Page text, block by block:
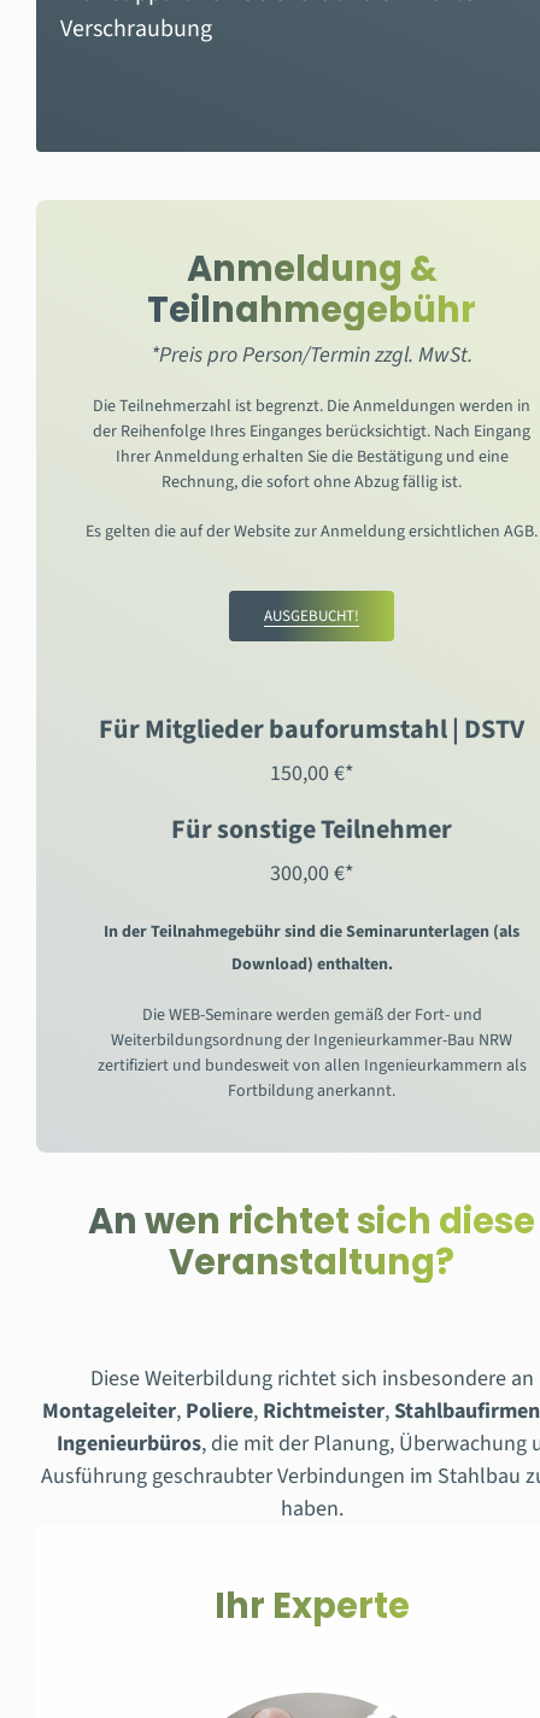
Verschraubung
Für Mitglieder bauforumstahl | DSTV
150,00 €*
Für sonstige Teilnehmer
300,00 €*
In der Teilnahmegebühr sind die Seminarunterlagen (als
Download) enthalten.
Die WEB-Seminare werden gemäß der Fort- und
Weiterbildungsordnung der Ingenieurkammer-Bau NRW
zertifiziert und bundesweit von allen Ingenieurkammern als
Fortbildung anerkannt.
Anmeldung &
Teilnahmegebühr
*Preis pro Person/Termin zzgl. MwSt.
Die Teilnehmerzahl ist begrenzt. Die Anmeldungen werden in
der Reihenfolge Ihres Einganges berücksichtigt. Nach Eingang
Ihrer Anmeldung erhalten Sie die Bestätigung und eine
Rechnung, die sofort ohne Abzug fällig ist.
Es gelten die auf der Website zur Anmeldung ersichtlichen AGB.
AUSGEBUCHT!
An wen richtet sich diese
Veranstaltung?
Diese Weiterbildung richtet sich insbesondere an
Montageleiter, Poliere, Richtmeister,
Ingenieurbüros, die mit der Planung, Überwachung
Ausführung geschraubter Verbindungen im Stahlbau
haben.
Ihr Experte